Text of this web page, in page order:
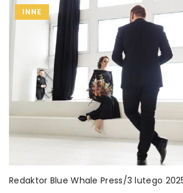
INNE
Redaktor Blue Whale Press/16 marca
INNE
Redaktor Blue Whale Press/3 lutego
INNE
Redaktor Blue Whale Press/12 lutego